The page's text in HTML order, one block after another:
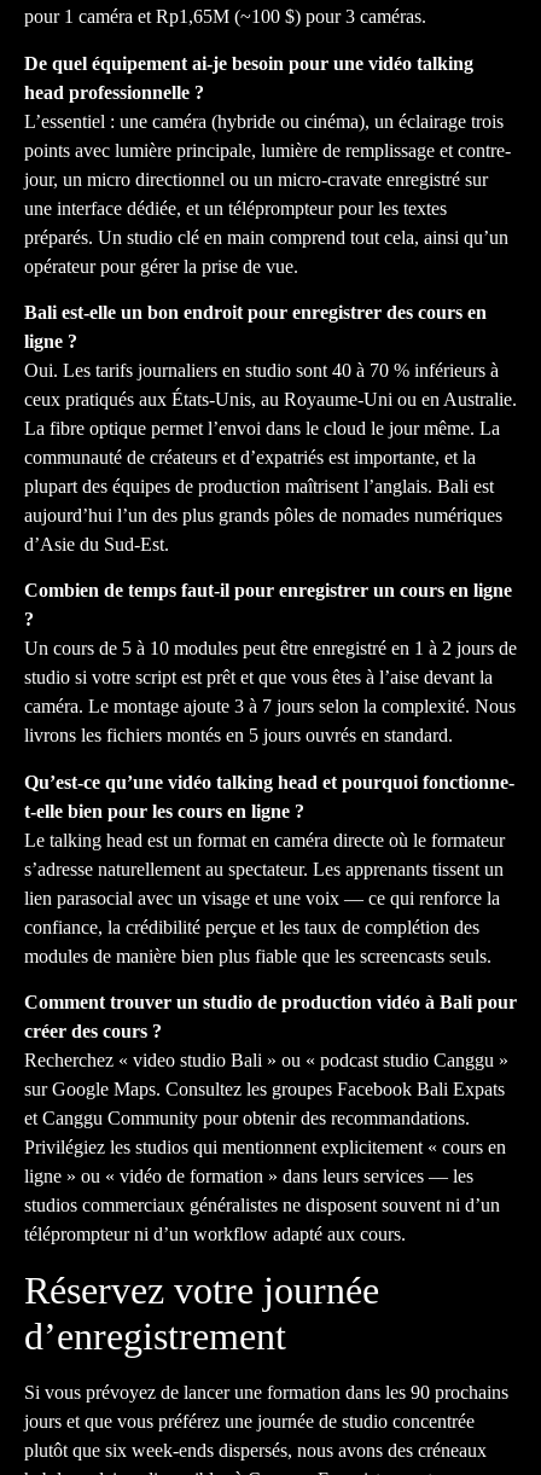
pour 1 caméra et Rp1,65M (~100 $) pour 3 caméras.
De quel équipement ai-je besoin pour une vidéo talking
head professionnelle ?
L’essentiel : une caméra (hybride ou cinéma), un éclairage trois
points avec lumière principale, lumière de remplissage et contre-
jour, un micro directionnel ou un micro-cravate enregistré sur
une interface dédiée, et un téléprompteur pour les textes
préparés. Un studio clé en main comprend tout cela, ainsi qu’un
opérateur pour gérer la prise de vue.
Bali est-elle un bon endroit pour enregistrer des cours en
ligne ?
Oui. Les tarifs journaliers en studio sont 40 à 70 % inférieurs à
ceux pratiqués aux États-Unis, au Royaume-Uni ou en Australie.
La fibre optique permet l’envoi dans le cloud le jour même. La
communauté de créateurs et d’expatriés est importante, et la
plupart des équipes de production maîtrisent l’anglais. Bali est
aujourd’hui l’un des plus grands pôles de nomades numériques
d’Asie du Sud-Est.
Combien de temps faut-il pour enregistrer un cours en ligne
?
Un cours de 5 à 10 modules peut être enregistré en 1 à 2 jours de
studio si votre script est prêt et que vous êtes à l’aise devant la
caméra. Le montage ajoute 3 à 7 jours selon la complexité. Nous
livrons les fichiers montés en 5 jours ouvrés en standard.
Qu’est-ce qu’une vidéo talking head et pourquoi fonctionne-
t-elle bien pour les cours en ligne ?
Le talking head est un format en caméra directe où le formateur
s’adresse naturellement au spectateur. Les apprenants tissent un
lien parasocial avec un visage et une voix — ce qui renforce la
confiance, la crédibilité perçue et les taux de complétion des
modules de manière bien plus fiable que les screencasts seuls.
Comment trouver un studio de production vidéo à Bali pour
créer des cours ?
Recherchez « video studio Bali » ou « podcast studio Canggu »
sur Google Maps. Consultez les groupes Facebook Bali Expats
et Canggu Community pour obtenir des recommandations.
Privilégiez les studios qui mentionnent explicitement « cours en
ligne » ou « vidéo de formation » dans leurs services — les
studios commerciaux généralistes ne disposent souvent ni d’un
téléprompteur ni d’un workflow adapté aux cours.
Réservez votre journée
d’enregistrement
Si vous prévoyez de lancer une formation dans les 90 prochains
jours et que vous préférez une journée de studio concentrée
plutôt que six week-ends dispersés, nous avons des créneaux